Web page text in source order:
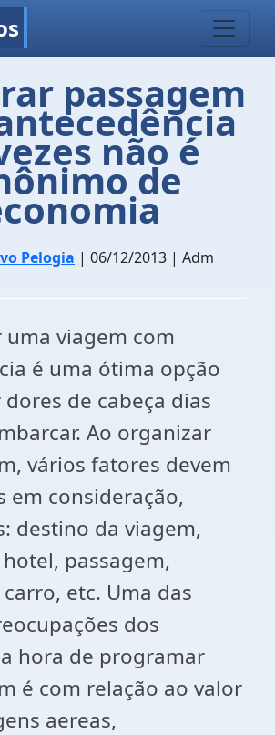
passagem
não é
de
Pelogia | 06/12/2013 | Adm
viagem com
é uma ótima opção
de cabeça dias
Ao organizar
vários fatores devem
em consideração,
destino da viagem,
passagem,
etc. Uma das
dos
hora de programar
é com relação ao valor
aereas,